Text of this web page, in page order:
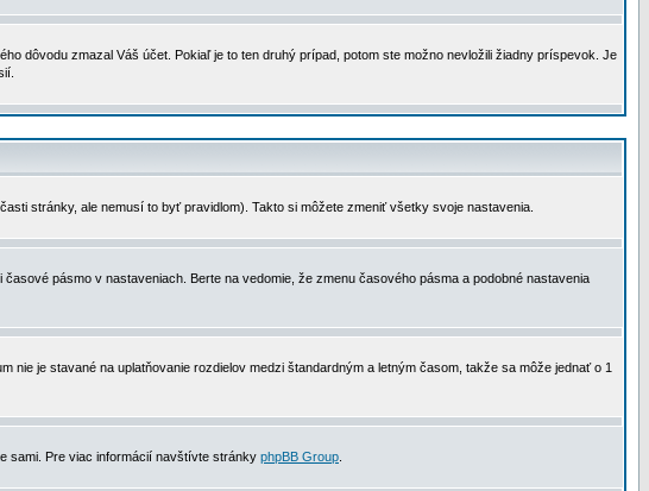
dôvodu zmazal Váš účet. Pokiaľ je to ten druhý prípad, potom ste možno nevložili žiadny príspevok. Je
stránky, ale nemusí to byť pravidlom). Takto si môžete zmeniť všetky svoje nastavenia.
pásmo v nastaveniach. Berte na vedomie, že zmenu časového pásma a podobné nastavenia
je stavané na uplatňovanie rozdielov medzi štandardným a letným časom, takže sa môže jednať o 1
sami. Pre viac informácií navštívte stránky phpBB Group